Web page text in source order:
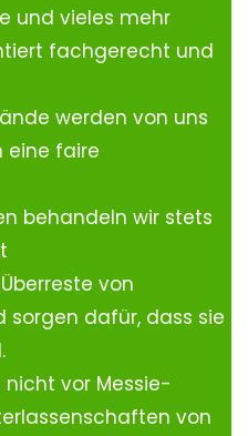
und vieles mehr
fachgerecht und
werden von uns
eine faire
behandeln wir stets
von
sorgen dafür, dass sie
vor Messie-
von